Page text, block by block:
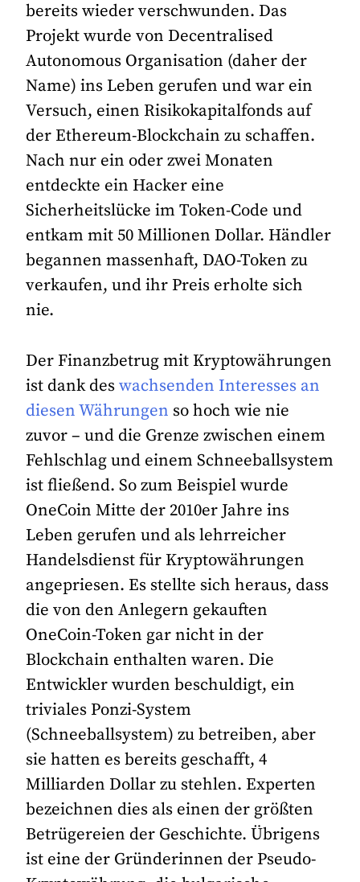
bereits wieder verschwunden. Das
Projekt wurde von Decentralised
Autonomous Organisation (daher der
Name) ins Leben gerufen und war ein
Versuch, einen Risikokapitalfonds auf
der Ethereum-Blockchain zu schaffen.
Nach nur ein oder zwei Monaten
entdeckte ein Hacker eine
Sicherheitslücke im Token-Code und
entkam mit 50 Millionen Dollar. Händler
begannen massenhaft, DAO-Token zu
verkaufen, und ihr Preis erholte sich
nie.
Der Finanzbetrug mit Kryptowährungen
ist dank deswachsenden Interesses an
diesen Währungen so hoch wie nie
zuvor – und die Grenze zwischen einem
Fehlschlag und einem Schneeballsystem
ist fließend. So zum Beispiel wurde
OneCoin Mitte der 2010er Jahre ins
Leben gerufen und als lehrreicher
Handelsdienst für Kryptowährungen
angepriesen. Es stellte sich heraus, dass
die von den Anlegern gekauften
OneCoin-Token gar nicht in der
Blockchain enthalten waren. Die
Entwickler wurden beschuldigt, ein
triviales Ponzi-System
(Schneeballsystem) zu betreiben, aber
sie hatten es bereits geschafft, 4
Milliarden Dollar zu stehlen. Experten
bezeichnen dies als einen der größten
Betrügereien der Geschichte. Übrigens
ist eine der Gründerinnen der Pseudo-